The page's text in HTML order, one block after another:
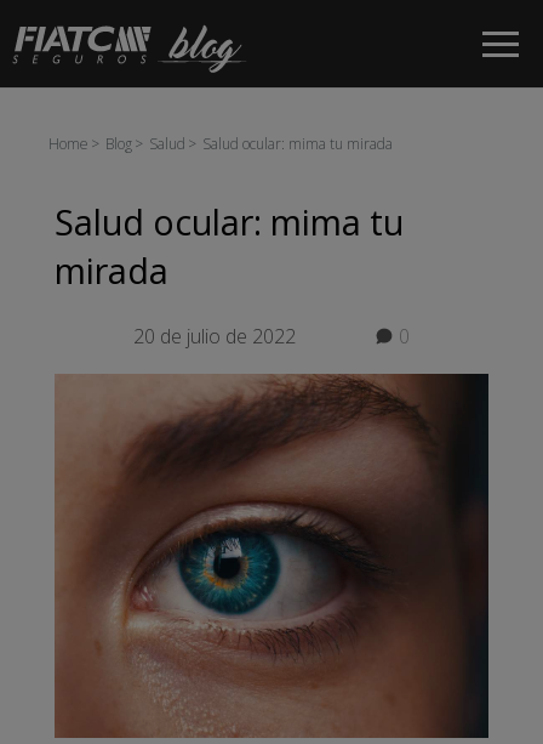
Saltar al contenido principal
Home Blog Salud Salud ocular: mima tu mirada
Salud ocular: mima tu
mirada
20 de julio de 2022 0